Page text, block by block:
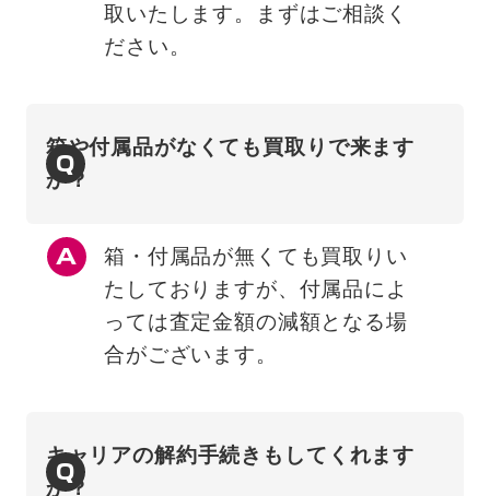
取いたします。まずはご相談く
ださい。
Q
箱や付属品がなくても買取りで来ます
か？
箱・付属品が無くても買取りい
たしておりますが、付属品によ
っては査定金額の減額となる場
合がございます。
Q
キャリアの解約手続きもしてくれます
か？